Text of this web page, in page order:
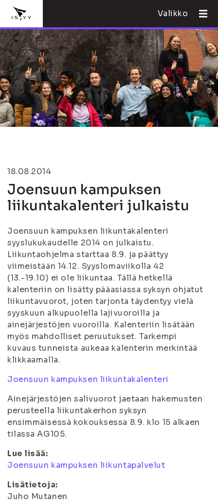
Valikko
18.08.2014
Joensuun kampuksen
liikuntakalenteri julkaistu
Joensuun kampuksen liikuntakalenteri
syyslukukaudelle 2014 on julkaistu.
Liikuntaohjelma starttaa 8.9. ja päättyy
viimeistään 14.12. Syyslomaviikolla 42
(13.-19.10) ei ole liikuntaa. Tällä hetkellä
kalenteriin on lisätty pääasiassa syksyn ohjatut
liikuntavuorot, joten tarjonta täydentyy vielä
syyskuun alkupuolella lajivuoroilla ja
ainejärjestöjen vuoroilla. Kalenteriin lisätään
myös mahdolliset peruutukset. Tarkempi
kuvaus tunneista aukeaa kalenterin merkintää
klikkaamalla.
Joensuun kampuksen liikuntakalenteri
Ainejärjestöjen salivuorot jaetaan hakemusten
perusteella liikuntakerhon syksyn
ensimmäisessä kokouksessa 8.9. klo 15 alkaen
tilassa AG105.
Lue lisää:
Joensuun kampuksen liikuntapalvelut
Lisätietoja:
Juho Mutanen